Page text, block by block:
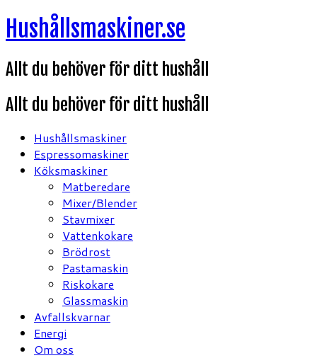
Hoppa
till
Hushållsmaskiner.se
Allt du behöver för ditt hushåll
Allt du behöver för ditt hushåll
Hushållsmaskiner
Espressomaskiner
Köksmaskiner
Matberedare
Mixer/Blender
Stavmixer
Vattenkokare
Brödrost
Pastamaskin
Riskokare
Glassmaskin
Avfallskvarnar
Energi
Om oss